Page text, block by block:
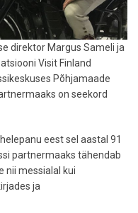
direktor Margus Sameli ja
Visit Finland
Põhjamaade
on seekord
eest sel aastal 91
partnermaaks tähendab
nii messialal kui
ja